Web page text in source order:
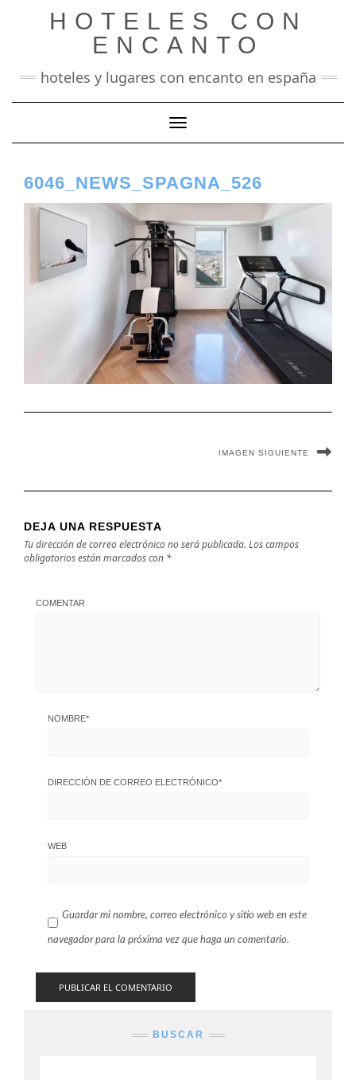
HOTELES CON
ENCANTO
hoteles y lugares con encanto en españa
Cambiar modo de navegación
6046_NEWS_SPAGNA_526
IMAGEN SIGUIENTE
DEJA UNA RESPUESTA
Tu dirección de correo electrónico no será publicada. Los campos
obligatorios están marcados con *
COMENTAR
NOMBRE*
DIRECCIÓN DE CORREO ELECTRÓNICO*
WEB
Guardar mi nombre, correo electrónico y sitio web en este
navegador para la próxima vez que haga un comentario.
BUSCAR